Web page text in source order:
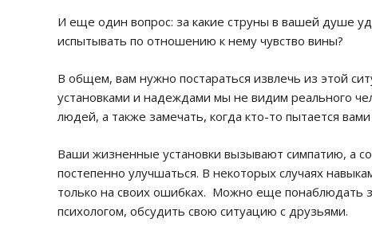
И еще один вопрос: за какие струны в вашей душе
испытывать по отношению к нему чувство вины?
В общем, вам нужно постараться извлечь из этой
установками и надеждами мы не видим реального
людей, а также замечать, когда кто-то пытается
Ваши жизненные установки вызывают симпатию, а
постепенно улучшаться. В некоторых случаях
только на своих ошибках. Можно еще понаблюдать
психологом, обсудить свою ситуацию с друзьями.